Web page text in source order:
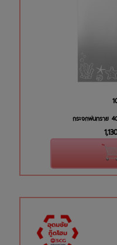
กระจกพ่นทราย